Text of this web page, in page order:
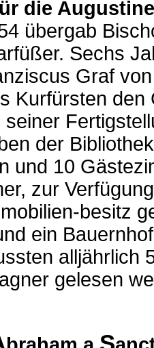
die
übergab
Sechs
Graf
Kurfürsten
der
und 10
zur
besitz
ein
alljährlich
gelesen